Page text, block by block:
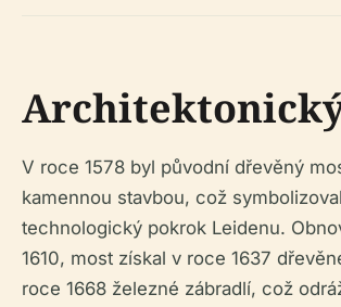
V roce 1578 byl původní dřevěný
kamennou stavbou, což
technologický pokrok Leidenu.
1610, most získal v roce 1637
roce 1668 železné zábradlí, což